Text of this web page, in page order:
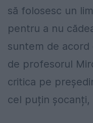
să folosesc un
pentru a nu
suntem de
de profesorul
critica pe
cel puțin